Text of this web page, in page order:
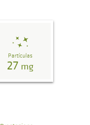
Partículas
27 mg